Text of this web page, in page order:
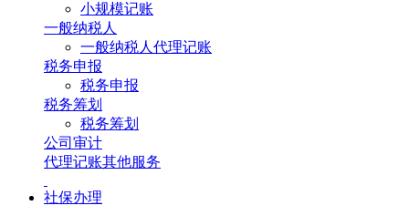
小规模记账
一般纳税人
一般纳税人代理记账
税务申报
税务申报
税务筹划
税务筹划
公司审计
代理记账其他服务
社保办理